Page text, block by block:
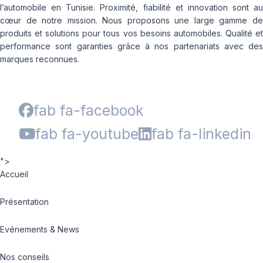
l’automobile en Tunisie. Proximité, fiabilité et innovation sont au
cœur de notre mission. Nous proposons une large gamme de
produits et solutions pour tous vos besoins automobiles. Qualité et
performance sont garanties grâce à nos partenariats avec des
marques reconnues.
fab fa-facebook
fab fa-youtube
fab fa-linkedin
">
Accueil
Présentation
Evénements & News
Nos conseils